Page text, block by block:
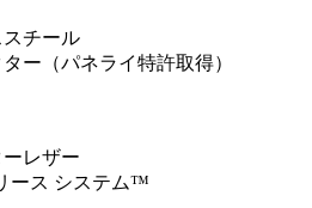
チール
ー（パネライ特許取得）
レザー
ース システム™